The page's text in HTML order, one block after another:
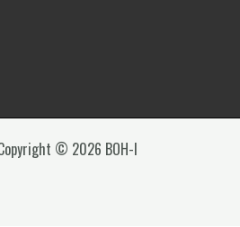
© 2026 BOH-I